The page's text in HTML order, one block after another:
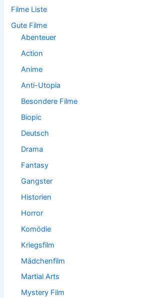
c
h
Filme Liste
Gute Filme
Abenteuer
Action
Anime
Anti-Utopia
Besondere Filme
Biopic
Deutsch
Drama
Fantasy
Gangster
Historien
Horror
Komödie
Kriegsfilm
Mädchenfilm
Martial Arts
Mystery Film